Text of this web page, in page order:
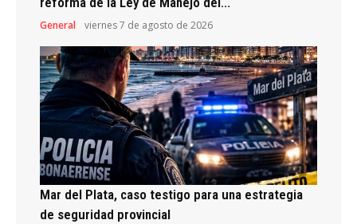
General viernes 7 de agosto de 2026
Mar del Plata, caso testigo para una estrategia
de seguridad provincial